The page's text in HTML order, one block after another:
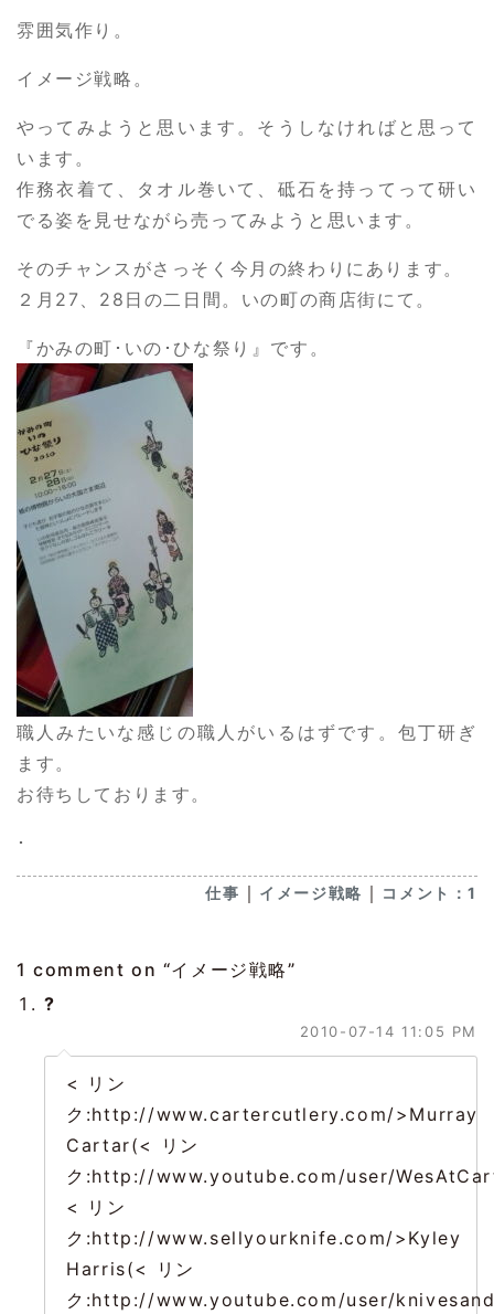
雰囲気作り。
イメージ戦略。
やってみようと思います。そうしなければと思って
います。
作務衣着て、タオル巻いて、砥石を持ってって研い
でる姿を見せながら売ってみようと思います。
そのチャンスがさっそく今月の終わりにあります。
２月27、28日の二日間。いの町の商店街にて。
『かみの町･いの･ひな祭り』です。
職人みたいな感じの職人がいるはずです。包丁研ぎ
ます。
お待ちしております。
･
仕事 ｜ イメージ戦略 ｜ コメント：1
1 comment on “イメージ戦略”
?
2010-07-14 11:05 PM
< リン
ク:http://www.cartercutlery.com/>Murray
Cartar(< リン
ク:http://www.youtube.com/user/
< リン
ク:http://www.sellyourknife.com/>Kyley
Harris(< リン
ク:http://www.youtube.com/user/